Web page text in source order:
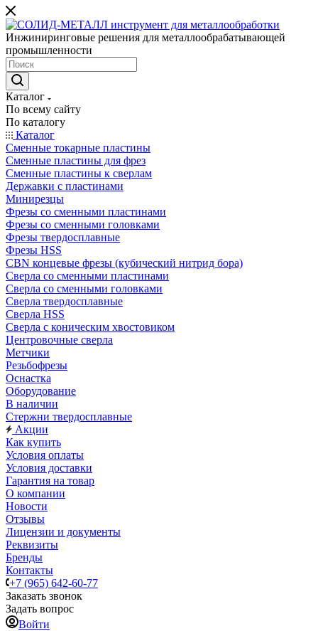
Инжиниринговые решения для металлообрабатывающей
промышленности
Каталог
По всему сайту
По каталогу
Каталог
Сменные токарные пластины
Сменные пластины для фрез
Сменные пластины к сверлам
Державки с пластинами
Минирезцы
Фрезы со сменными пластинами
Фрезы со сменными головками
Фрезы твердосплавные
Фрезы HSS
CBN концевые фрезы (кубический нитрид бора)
Сверла со сменными пластинами
Сверла со сменными головками
Сверла твердосплавные
Сверла HSS
Сверла с коническим хвостовиком
Центровочные сверла
Метчики
Резьбофрезы
Оснастка
Оборудование
В наличии
Стержни твердосплавные
Акции
Как купить
Условия оплаты
Условия доставки
Гарантия на товар
О компании
Новости
Отзывы
Лицензии и документы
Реквизиты
Бренды
Контакты
+7 (965) 642-60-77
Заказать звонок
Задать вопрос
Войти